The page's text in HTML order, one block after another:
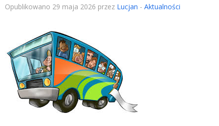
Opublikowano 29 maja 2026 przez Lucjan - Aktualności